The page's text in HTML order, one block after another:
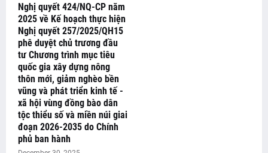
Nghị quyết 424/NQ-CP năm
2025 về Kế hoạch thực hiện
Nghị quyết 257/2025/QH15
phê duyệt chủ trương đầu
tư Chương trình mục tiêu
quốc gia xây dựng nông
thôn mới, giảm nghèo bền
vũng và phát triển kinh tế -
xã hội vùng đồng bào dân
tộc thiểu số và miền núi giai
đoạn 2026-2035 do Chính
phủ ban hành